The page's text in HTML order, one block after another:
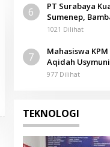
6
PT Surabaya
Sumenep,
Dinyatakan
1021 Dilihat
7
Mahasiswa
Aqidah
Pengurusan
977 Dilihat
TEKNOLOGI